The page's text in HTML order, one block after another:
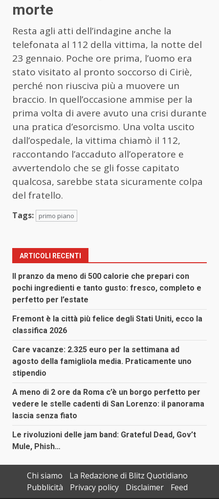
morte
Resta agli atti dell’indagine anche la
telefonata al 112 della vittima, la notte del
23 gennaio. Poche ore prima, l’uomo era
stato visitato al pronto soccorso di Ciriè,
perché non riusciva più a muovere un
braccio. In quell’occasione ammise per la
prima volta di avere avuto una crisi durante
una pratica d’esorcismo. Una volta uscito
dall’ospedale, la vittima chiamò il 112,
raccontando l’accaduto all’operatore e
avvertendolo che se gli fosse capitato
qualcosa, sarebbe stata sicuramente colpa
del fratello.
Tags: primo piano
ARTICOLI RECENTI
Il pranzo da meno di 500 calorie che prepari con
pochi ingredienti e tanto gusto: fresco, completo e
perfetto per l’estate
Fremont è la città più felice degli Stati Uniti, ecco la
classifica 2026
Care vacanze: 2.325 euro per la settimana ad
agosto della famigliola media. Praticamente uno
stipendio
A meno di 2 ore da Roma c’è un borgo perfetto per
vedere le stelle cadenti di San Lorenzo: il panorama
lascia senza fiato
Le rivoluzioni delle jam band: Grateful Dead, Gov’t
Mule, Phish…
Chi siamo
La Redazione di Blitz Quotidiano
Pubblicità
Privacy policy Disclaimer Feed